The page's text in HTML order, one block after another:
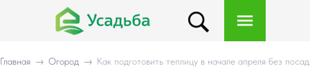
Главная → Огород → Как подготовить теплицу в начале апреля без